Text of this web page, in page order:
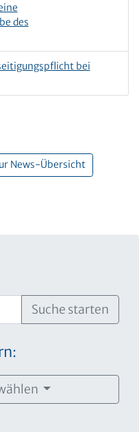
des
bei
News-Übersicht
Suche starten